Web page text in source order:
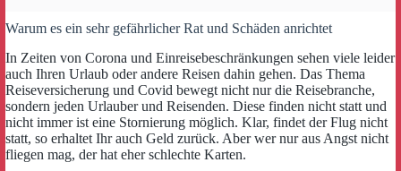
Warum es ein sehr gefährlicher Rat und Schäden anrichtet
In Zeiten von Corona und Einreisebeschränkungen sehen viele leider
auch Ihren Urlaub oder andere Reisen dahin gehen. Das Thema
Reiseversicherung und Covid bewegt nicht nur die Reisebranche,
sondern jeden Urlauber und Reisenden. Diese finden nicht statt und
nicht immer ist eine Stornierung möglich. Klar, findet der Flug nicht
statt, so erhaltet Ihr auch Geld zurück. Aber wer nur aus Angst nicht
fliegen mag, der hat eher schlechte Karten.